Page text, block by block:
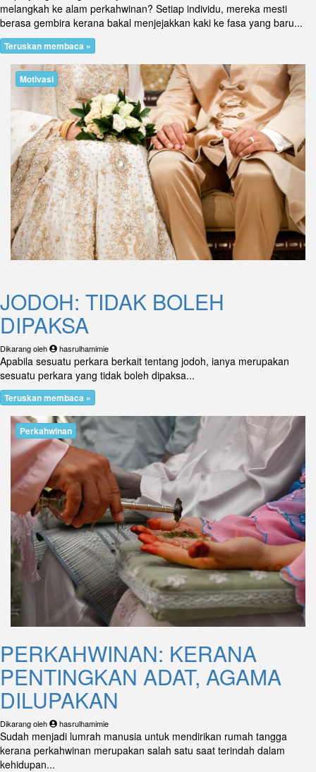
melangkah ke alam perkahwinan? Setiap individu, mereka mesti
berasa gembira kerana bakal menjejakkan kaki ke fasa yang baru...
Teruskan membaca »
Motivasi
JODOH: TIDAK BOLEH
DIPAKSA
Dikarang oleh hasrulhamimie
Apabila sesuatu perkara berkait tentang jodoh, ianya merupakan
sesuatu perkara yang tidak boleh dipaksa...
Teruskan membaca »
Perkahwinan
PERKAHWINAN: KERANA
PENTINGKAN ADAT, AGAMA
DILUPAKAN
Dikarang oleh hasrulhamimie
Sudah menjadi lumrah manusia untuk mendirikan rumah tangga
kerana perkahwinan merupakan salah satu saat terindah dalam
kehidupan...